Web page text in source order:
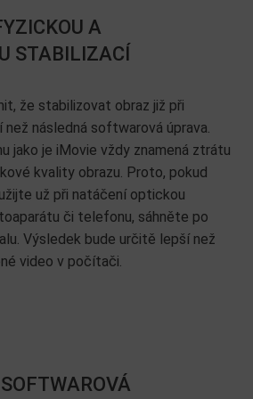
A
STABILIZACÍ
že stabilizovat obraz již při
následná softwarová úprava.
jako je iMovie vždy znamená ztrátu
kvality obrazu. Proto, pokud
už při natáčení optickou
či telefonu, sáhněte po
Výsledek bude určitě lepší než
video v počítači.